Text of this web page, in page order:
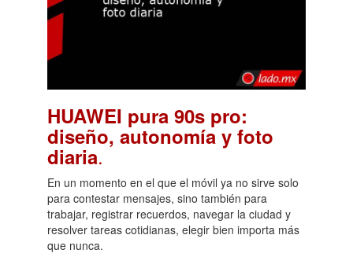
HUAWEI pura 90s pro:
diseño, autonomía y foto
diaria.
En un momento en el que el móvil ya no sirve solo
para contestar mensajes, sino también para
trabajar, registrar recuerdos, navegar la ciudad y
resolver tareas cotidianas, elegir bien importa más
que nunca.